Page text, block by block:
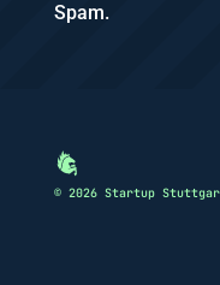
Spam.
© 2026 Startup